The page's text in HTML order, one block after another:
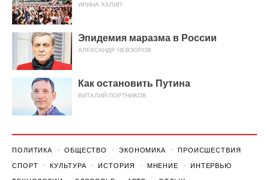
ИРИНА ХАЛИП
Эпидемия маразма в России
АЛЕКСАНДР НЕВЗОРОВ
Как остановить Путина
ВИТАЛИЙ ПОРТНИКОВ
ПОЛИТИКА ОБЩЕСТВО ЭКОНОМИКА ПРОИСШЕСТВИЯ
СПОРТ КУЛЬТУРА ИСТОРИЯ МНЕНИЕ ИНТЕРВЬЮ